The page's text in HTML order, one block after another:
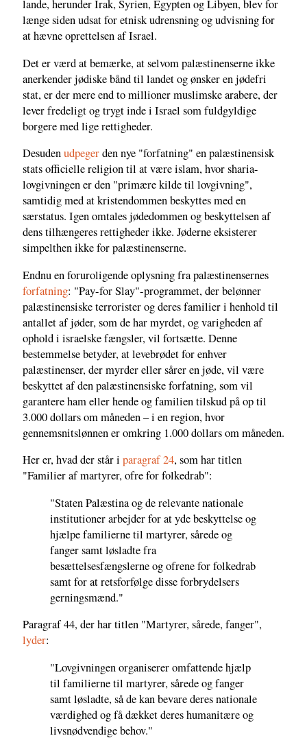
lande, herunder Irak, Syrien, Egypten og Libyen, blev for
længe siden udsat for etnisk udrensning og udvisning for
at hævne oprettelsen af Israel.
Det er værd at bemærke, at selvom palæstinenserne ikke
anerkender jødiske bånd til landet og ønsker en jødefri
stat, er der mere end to millioner muslimske arabere, der
lever fredeligt og trygt inde i Israel som fuldgyldige
borgere med lige rettigheder.
Desudenudpegerden nye "forfatning" en palæstinensisk
stats officielle religion til at være islam, hvor sharia-
lovgivningen er den "primære kilde til lovgivning",
samtidig med at kristendommen beskyttes med en
særstatus. Igen omtales jødedommen og beskyttelsen af
dens tilhængeres rettigheder ikke. Jøderne eksisterer
simpelthen ikke for palæstinenserne.
Endnu en foruroligende oplysning fra palæstinensernes
forfatning: "Pay-for Slay"-programmet, der belønner
palæstinensiske terrorister og deres familier i henhold til
antallet af jøder, som de har myrdet, og varigheden af
ophold i israelske fængsler, vil fortsætte. Denne
bestemmelse betyder, at levebrødet for enhver
palæstinenser, der myrder eller sårer en jøde, vil være
beskyttet af den palæstinensiske forfatning, som vil
garantere ham eller hende og familien tilskud på op til
3.000 dollars om måneden – i en region, hvor
gennemsnitslønnen er omkring 1.000 dollars om måneden.
Her er, hvad der står i paragraf24, som har titlen
"Familier af martyrer, ofre for folkedrab":
"Staten Palæstina og de relevante nationale
institutioner arbejder for at yde beskyttelse og
hjælpe familierne til martyrer, sårede og
fanger samt løsladte fra
besættelsesfængslerne og ofrene for folkedrab
samt for at retsforfølge disse forbrydelsers
gerningsmænd."
Paragraf 44, der har titlen "Martyrer, sårede, fanger",
lyder:
"Lovgivningen organiserer omfattende hjælp
til familierne til martyrer, sårede og fanger
samt løsladte, så de kan bevare deres nationale
værdighed og få dækket deres humanitære og
livsnødvendige behov."